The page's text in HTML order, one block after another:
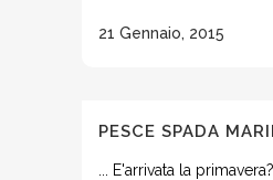
21 Gennaio, 2015
PESCE SPADA
... E'arrivata la